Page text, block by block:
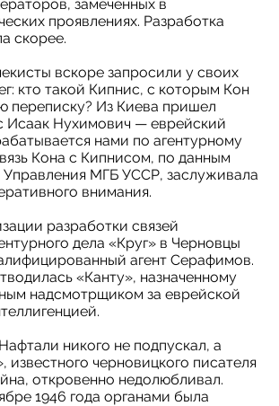
замеченных в
проявлениях. Разработка
скорее.
вскоре запросили у своих
кто такой Кипнис, с которым Кон
переписку? Из Киева пришел
Исаак Нухимович — еврейский
нами по агентурному
Кона с Кипнисом, по данным
Управления МГБ УССР, заслуживала
внимания.
разработки связей
дела «Круг» в Черновцы
агент Серафимов.
«Канту», назначенному
надсмотрщиком за еврейской
никого не подпускал, а
известного черновицкого писателя
откровенно недолюбливал.
1946 года органами была